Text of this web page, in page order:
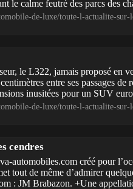
le calme feutré des parcs des
de-luxe/toute-l-actualite-
le L322, jamais proposé en
entre ses passages de
inusitées pour un SUV
de-luxe/toute-l-actualite-
cendres
automobiles.com créé pour
tout de même d’admirer
: JM Brabazon. +Une